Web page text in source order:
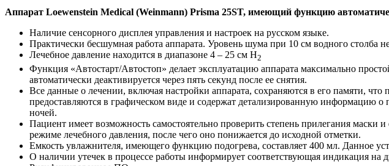
Аппарат Loewenstein Medical (Weinmann) Prisma 25ST, имеющий функцию
Наличие сенсорного дисплея управления и настроек на русском языке.
Практически бесшумная работа аппарата. Уровень шума при 10 см водного столба
Лечебное давление находится в диапазоне 4 – 25 см H2
Функция «Автостарт/Автостоп» делает эксплуатацию аппарата максимально
автоматически деактивируется через пять секунд после ее снятия.
Все данные о лечении, включая настройки аппарата, сохраняются в его памяти,
предоставляются в графическом виде и содержат детализированную информацию о
ночей.
Пациент имеет возможность самостоятельно проверить степень прилегания маски
режиме лечебного давления, после чего оно понижается до исходной отметки.
Емкость увлажнителя, имеющего функцию подогрева, составляет 400 мл. Данное
О наличии утечек в процессе работы информирует соответствующая индикация на